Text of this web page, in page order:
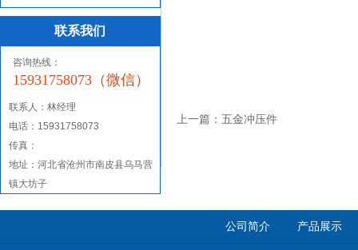
联系我们
咨询热线：
15931758073（微信）
联系人： 林经理
电话：15931758073
传真：
地址：河北省沧州市南皮县乌马营
镇大坊子
上一篇： 五金冲压件
公司简介 产品展示